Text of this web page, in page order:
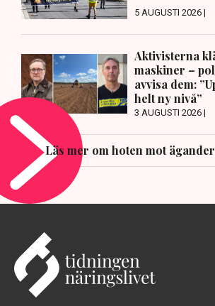
5 AUGUSTI 2026 |
Aktivisterna
maskiner –
avvisa dem:
helt ny nivå”
3 AUGUSTI 2026 |
Läs mer om hoten mot